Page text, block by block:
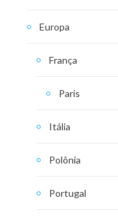
Europa
França
Paris
Itália
Polônia
Portugal